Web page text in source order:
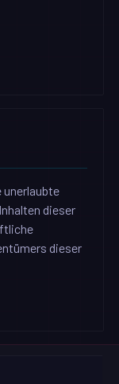
unerlaubte
dieser
dieser